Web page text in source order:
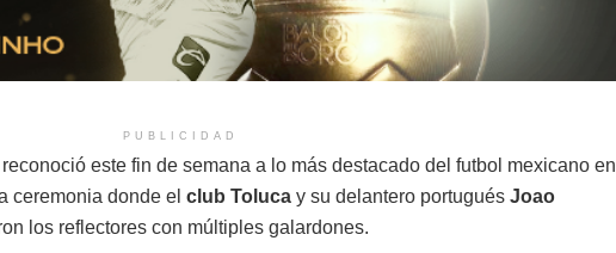
PUBLICIDAD
reconoció este fin de semana a lo más destacado del futbol mexicano en
ceremonia donde el club Toluca y su delantero portugués Joao
los reflectores con múltiples galardones.